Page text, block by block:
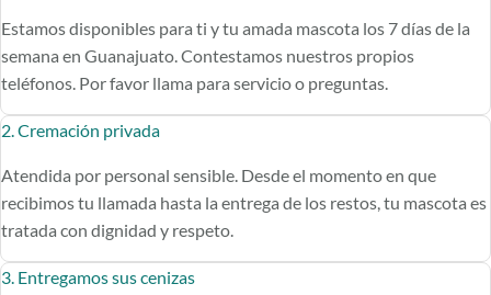
Estamos disponibles para ti y tu amada mascota los 7 días de la
semana en Guanajuato. Contestamos nuestros propios
teléfonos. Por favor llama para servicio o preguntas.
2. Cremación privada
Atendida por personal sensible. Desde el momento en que
recibimos tu llamada hasta la entrega de los restos, tu mascota es
tratada con dignidad y respeto.
3. Entregamos sus cenizas